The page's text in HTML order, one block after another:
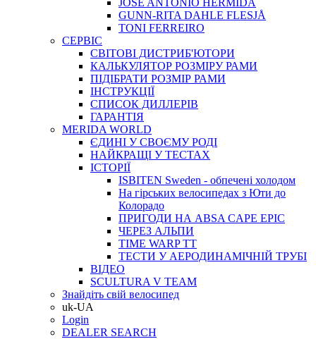
JOSÉ ANTONIO HERMIDA
GUNN-RITA DAHLE FLESJÅ
TONI FERREIRO
СЕРВІС
СВІТОВІ ДИСТРИБ'ЮТОРИ
КАЛЬКУЛЯТОР РОЗМIРУ РАМИ
ПІДІБРАТИ РОЗМІР РАМИ
IНСТРУКЦIЇ
СПИСОК ДИЛЛЕРІВ
ГАРАНТIЯ
MERIDA WORLD
ЄДИНI У СВОЄМУ РОДI
НАЙКРАЩІ У ТЕСТАХ
ІСТОРІЇ
ISBITEN Sweden - обпечені холодом
На гірських велосипедах з Юти до
Колорадо
ПРИГОДИ НА ABSA CAPE EPIC
ЧЕРЕЗ АЛЬПИ
TIME WARP TT
ТЕСТИ У АЕРОДИНАМІЧНІЙ ТРУБІ
ВІДЕО
SCULTURA V TEAM
Знайдіть свій велосипед
uk-UA
Login
DEALER SEARCH